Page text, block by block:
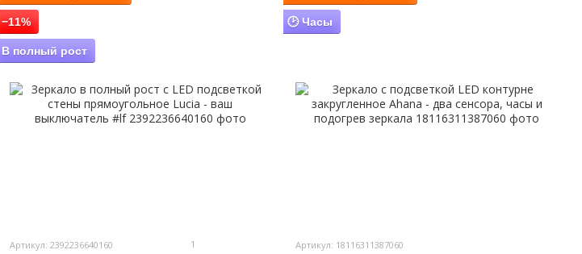
−11%
В полный рост
Артикул: 2392236640160 1
🕑 Часы
Артикул: 18116311387060